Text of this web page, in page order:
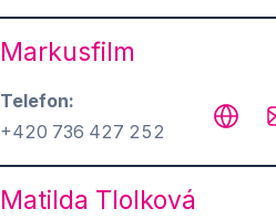
Markusfilm
Telefon
+420 736 427 252
Matilda Tlolková